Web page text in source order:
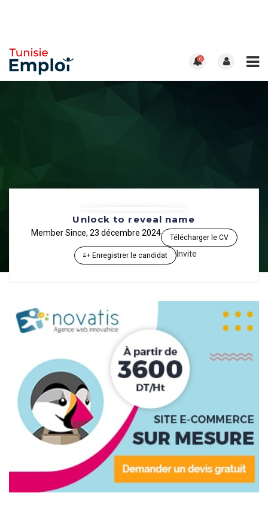
0
Unlock to reveal name
Member Since, 23 décembre 2024 Télécharger le CV
Enregistrer le candidat Invite